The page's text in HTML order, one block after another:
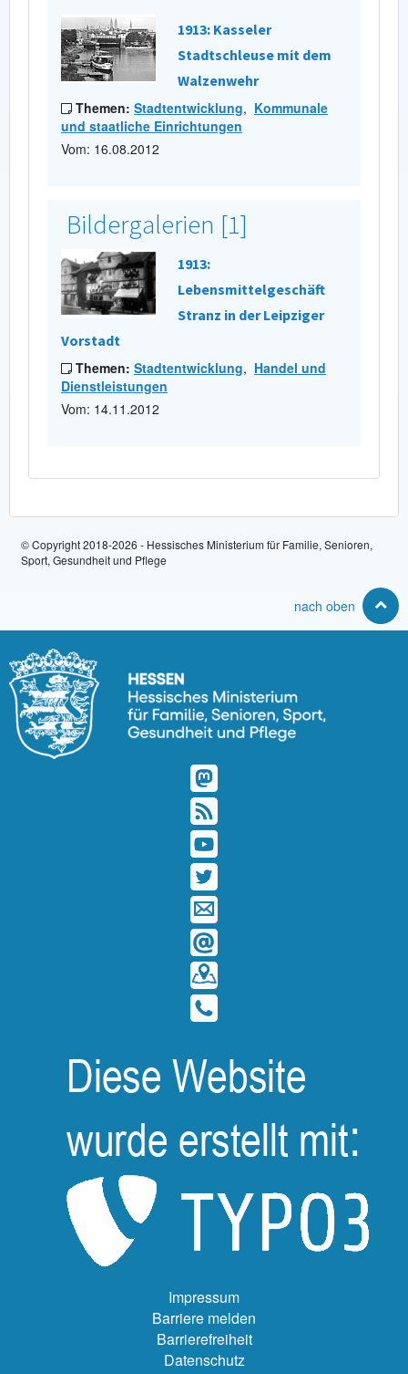
1913: Kasseler
Stadtschleuse mit dem
Walzenwehr
Themen: Stadtentwicklung, Kommunale
und staatliche Einrichtungen
Vom: 16.08.2012
Bildergalerien [1]
1913:
Lebensmittelgeschäft
Stranz in der Leipziger
Vorstadt
Themen: Stadtentwicklung, Handel und
Dienstleistungen
Vom: 14.11.2012
© Copyright 2018-2026 - Hessisches Ministerium für Familie, Senioren,
Sport, Gesundheit und Pflege
nach oben
Impressum
Barriere melden
Barrierefreiheit
Datenschutz